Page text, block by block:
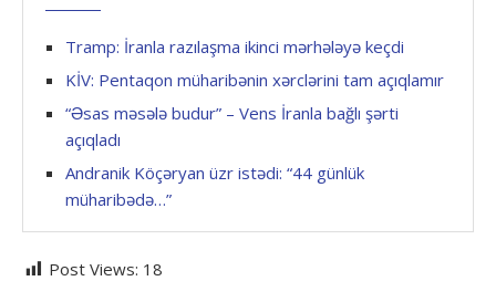
Tramp: İranla razılaşma ikinci mərhələyə keçdi
KİV: Pentaqon müharibənin xərclərini tam açıqlamır
“Əsas məsələ budur” – Vens İranla bağlı şərti
açıqladı
Andranik Köçəryan üzr istədi: “44 günlük
müharibədə…”
Post Views: 18